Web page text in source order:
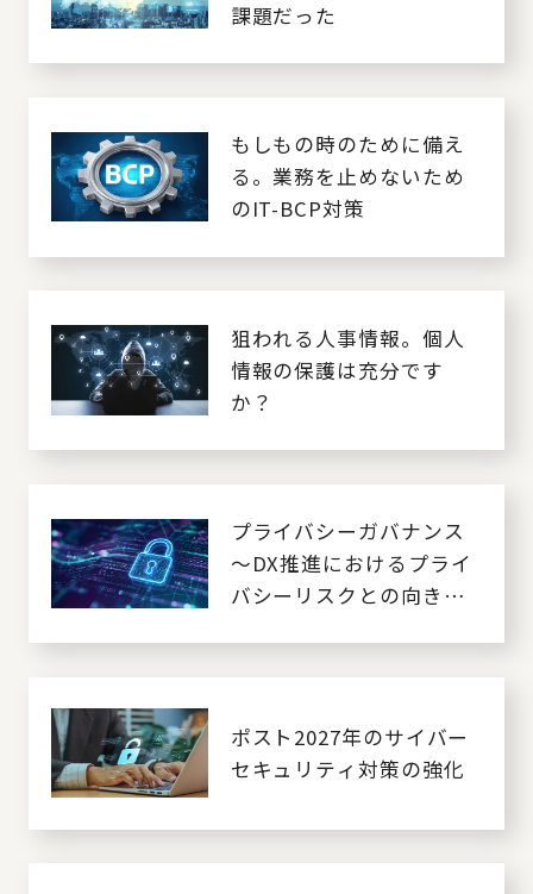
課題だった
もしもの時のために備え
る。業務を止めないため
のIT-BCP対策
狙われる人事情報。個人
情報の保護は充分です
か？
プライバシーガバナンス
～DX推進におけるプライ
バシーリスクとの向き合
ポスト2027年のサイバー
セキュリティ対策の強化